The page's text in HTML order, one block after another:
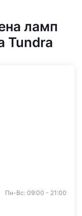
ламп
Tundra
Пн-Вс: 09:00 - 21:00